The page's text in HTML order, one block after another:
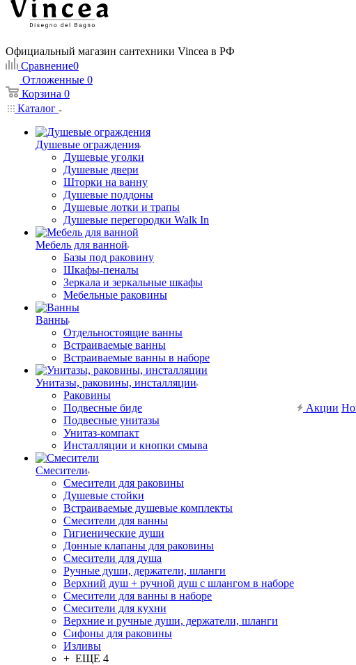
Официальный магазин сантехники Vincea в РФ
Сравнение0
Отложенные 0
Корзина 0
Каталог
Душевые ограждения
Душевые уголки
Душевые двери
Шторки на ванну
Душевые поддоны
Душевые лотки и трапы
Душевые перегородки Walk In
Мебель для ванной
Базы под раковину
Шкафы-пеналы
Зеркала и зеркальные шкафы
Мебельные раковины
Ванны
Отдельностоящие ванны
Встраиваемые ванны
Встраиваемые ванны в наборе
Унитазы, раковины, инсталляции
Раковины
Подвесные биде
Подвесные унитазы
Унитаз-компакт
Инсталляции и кнопки смыва
Смесители
Смесители для раковины
Душевые стойки
Встраиваемые душевые комплекты
Смесители для ванны
Гигиенические души
Донные клапаны для раковины
Смесители для душа
Ручные души, держатели, шланги
Верхний душ + ручной душ с шлангом в наборе
Смесители для ванны в наборе
Смесители для кухни
Верхние и ручные души, держатели, шланги
Сифоны для раковины
Изливы
+ ЕЩЕ 4
Акции